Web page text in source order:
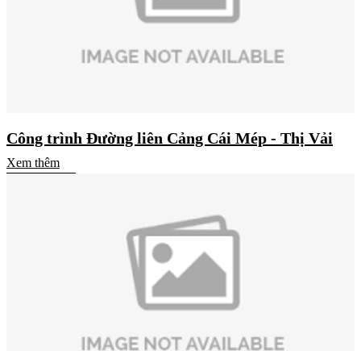
Công trình Đường liên Cảng Cái Mép - Thị Vải
Xem thêm